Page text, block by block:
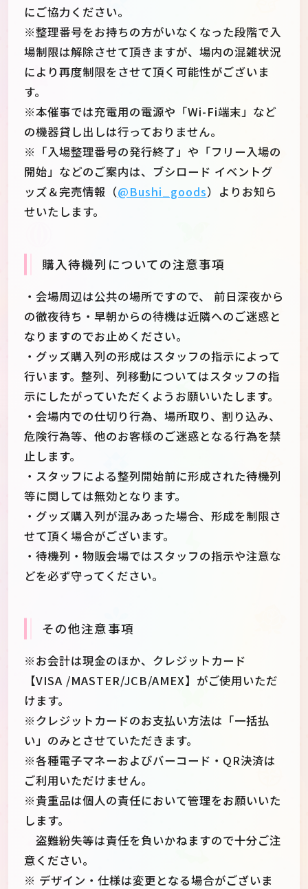
にご協力ください。
※整理番号をお持ちの方がいなくなった段階で入
場制限は解除させて頂きますが、場内の混雑状況
により再度制限をさせて頂く可能性がございま
す。
※本催事では充電用の電源や「Wi-Fi端末」など
の機器貸し出しは行っておりません。
※「入場整理番号の発行終了」や「フリー入場の
開始」などのご案内は、ブシロード イベントグ
ッズ＆完売情報（@Bushi_goods‎）よりお知ら
せいたします。
購入待機列についての注意事項
・会場周辺は公共の場所ですので、 前日深夜から
の徹夜待ち・早朝からの待機は近隣へのご迷惑と
なりますのでお止めください。
・グッズ購入列の形成はスタッフの指示によって
行います。整列、列移動についてはスタッフの指
示にしたがっていただくようお願いいたします。
・会場内での仕切り行為、場所取り、割り込み、
危険行為等、他のお客様のご迷惑となる行為を禁
止します。
・スタッフによる整列開始前に形成された待機列
等に関しては無効となります。
・グッズ購入列が混みあった場合、形成を制限さ
せて頂く場合がございます。
・待機列・物販会場ではスタッフの指示や注意な
どを必ず守ってください。
その他注意事項
※お会計は現金のほか、クレジットカード
【VISA /MASTER/JCB/AMEX】がご使用いただ
けます。
※クレジットカードのお支払い方法は「一括払
い」のみとさせていただきます。
※各種電子マネーおよびバーコード・QR決済は
ご利用いただけません。
※貴重品は個人の責任において管理をお願いいた
します。
盗難紛失等は責任を負いかねますので十分ご注
意ください。
※ デザイン・仕様は変更となる場合がございま